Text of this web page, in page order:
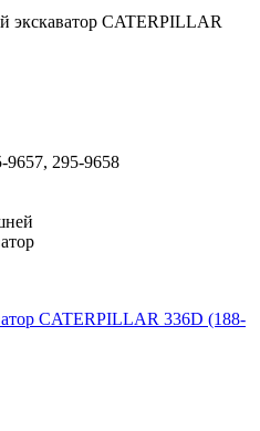
экскаватор CATERPILLAR
9657, 295-9658